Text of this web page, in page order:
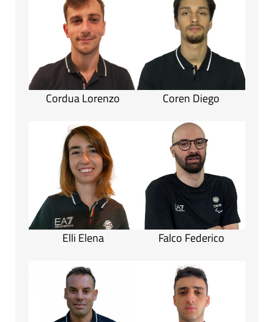
Cordua Lorenzo Coren Diego
Elli Elena Falco Federico